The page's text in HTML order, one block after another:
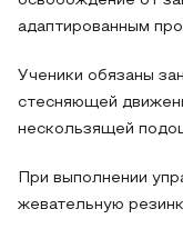
адаптированным
Ученики обязаны
стесняющей
нескользящей
При выполнении
жевательную